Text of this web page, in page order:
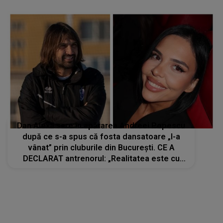
Dan Alexa sare în apărarea Andreei Popescu
după ce s-a spus că fosta dansatoare „l-a
vânat” prin cluburile din București. CE A
DECLARAT antrenorul: „Realitatea este cu